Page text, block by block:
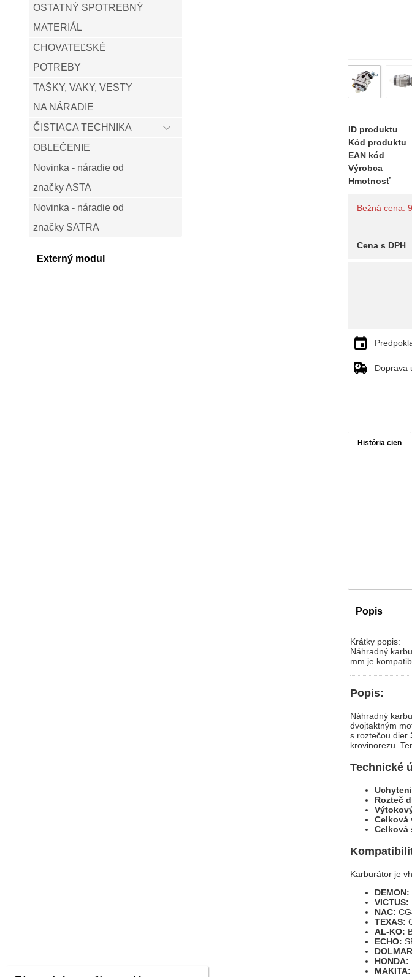
OSTATNÝ SPOTREBNÝ
MATERIÁL
CHOVATEĽSKÉ
POTREBY
TAŠKY, VAKY, VESTY
NA NÁRADIE
ČISTIACA TECHNIKA
OBLEČENIE
Novinka - náradie od
značky ASTA
Novinka - náradie od
značky SATRA
Externý modul
ID produktu
Kód produktu
EAN kód
Výrobca
Hmotnosť
Bežná cena:
Cena s DPH
Doprava
História cien
Popis
Krátky popis:
Náhradný
mm je
Popis:
Náhradný
dvojtaktným
s roztečou dier
krovinorezu.
Technické
Rozteč
Celková
Celková
Karburátor je
DEMON:
VICTUS:
NAC:
TEXAS:
AL-KO:
ECHO:
HONDA:
MAKITA: